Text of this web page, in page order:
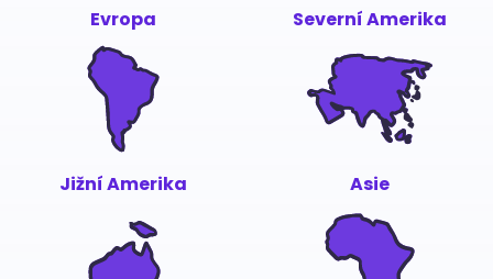
Evropa Severní Amerika
Jižní Amerika Asie